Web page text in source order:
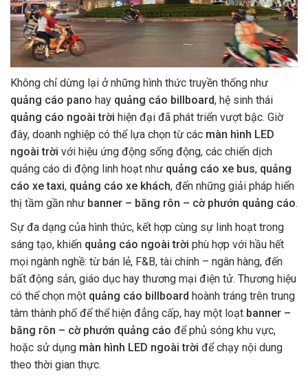
Không chỉ dừng lại ở những hình thức truyền thống như
quảng cáo pano hay quảng cáo billboard, hệ sinh thái
quảng cáo ngoài trời hiện đại đã phát triển vượt bậc. Giờ
đây, doanh nghiệp có thể lựa chọn từ các màn hình LED
ngoài trời với hiệu ứng động sống động, các chiến dịch
quảng cáo di động linh hoạt như quảng cáo xe bus, quảng
cáo xe taxi, quảng cáo xe khách, đến những giải pháp hiển
thị tầm gần như banner – băng rôn – cờ phướn quảng cáo.
Sự đa dạng của hình thức, kết hợp cùng sự linh hoạt trong
sáng tạo, khiến quảng cáo ngoài trời phù hợp với hầu hết
mọi ngành nghề: từ bán lẻ, F&B, tài chính – ngân hàng, đến
bất động sản, giáo dục hay thương mại điện tử. Thương hiệu
có thể chọn một quảng cáo billboard hoành tráng trên trung
tâm thành phố để thể hiện đẳng cấp, hay một loạt banner –
băng rôn – cờ phướn quảng cáo để phủ sóng khu vực,
hoặc sử dụng màn hình LED ngoài trời để chạy nội dung
theo thời gian thực.